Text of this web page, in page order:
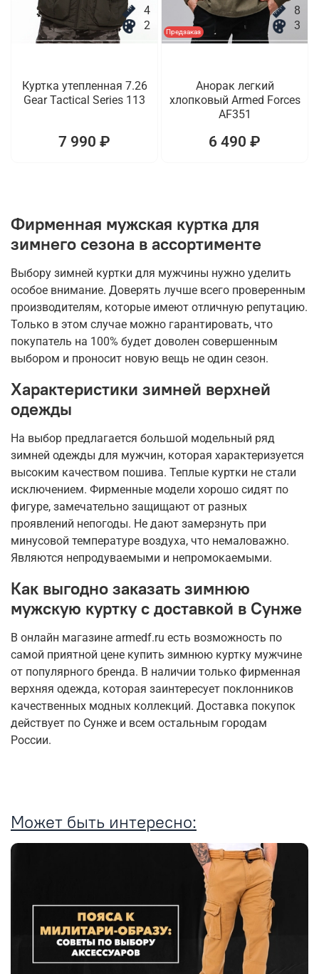
4
2
Куртка утепленная 7.26
Gear Tactical Series 113
7 990 ₽
Предзаказ
8
3
Анорак легкий
хлопковый Armed Forces
AF351
6 490 ₽
Фирменная мужская куртка для
зимнего сезона в ассортименте
Выбору зимней куртки для мужчины нужно уделить
особое внимание. Доверять лучше всего проверенным
производителям, которые имеют отличную репутацию.
Только в этом случае можно гарантировать, что
покупатель на 100% будет доволен совершенным
выбором и проносит новую вещь не один сезон.
Характеристики зимней верхней
одежды
На выбор предлагается большой модельный ряд
зимней одежды для мужчин, которая характеризуется
высоким качеством пошива. Теплые куртки не стали
исключением. Фирменные модели хорошо сидят по
фигуре, замечательно защищают от разных
проявлений непогоды. Не дают замерзнуть при
минусовой температуре воздуха, что немаловажно.
Являются непродуваемыми и непромокаемыми.
Как выгодно заказать зимнюю
мужскую куртку с доставкой в Сунже
В онлайн магазине armedf.ru есть возможность по
самой приятной цене купить зимнюю куртку мужчине
от популярного бренда. В наличии только фирменная
верхняя одежда, которая заинтересует поклонников
качественных модных коллекций. Доставка покупок
действует по Сунже и всем остальным городам
России.
Может быть интересно: